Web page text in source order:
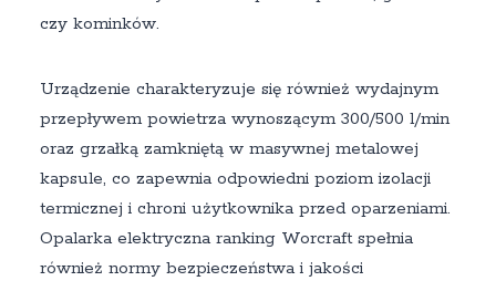
czy kominków.
Urządzenie charakteryzuje się również wydajnym
przepływem powietrza wynoszącym 300/500 l/min
oraz grzałką zamkniętą w masywnej metalowej
kapsule, co zapewnia odpowiedni poziom izolacji
termicznej i chroni użytkownika przed oparzeniami.
Opalarka elektryczna ranking Worcraft spełnia
również normy bezpieczeństwa i jakości